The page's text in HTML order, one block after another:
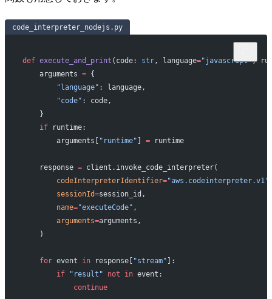
code_interpreter_nodejs.py
def execute_and_print (code: str, language="javascript",
    arguments
= {
        "language"
: language,
        "code"
: code,
    }
    if
runtime:
        arguments[
"runtime" ] = runtime
    response
= client.invoke_code_interpreter(
        codeInterpreterIdentifier
="aws.codeinterpreter.v1"
        sessionId
=session_id,
        name
="executeCode" ,
        arguments
=arguments,
    )
    for
event in response[ "stream" ]:
        if
"result" not in event:
            continue